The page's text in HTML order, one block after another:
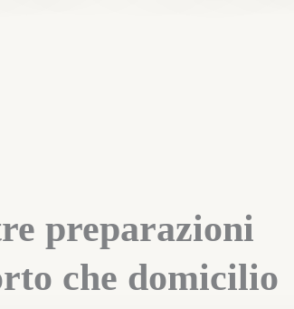
preparazioni
che domicilio